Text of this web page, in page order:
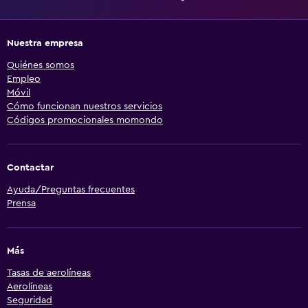
Nuestra empresa
Quiénes somos
Empleo
Móvil
Cómo funcionan nuestros servicios
Códigos promocionales momondo
Contactar
Ayuda/Preguntas frecuentes
Prensa
Más
Tasas de aerolíneas
Aerolíneas
Seguridad